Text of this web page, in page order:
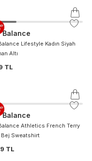
Balance
Lifestyle Kadın Siyah
Altı
TL
Balance
Athletics French Terry
Bej Sweatshirt
TL